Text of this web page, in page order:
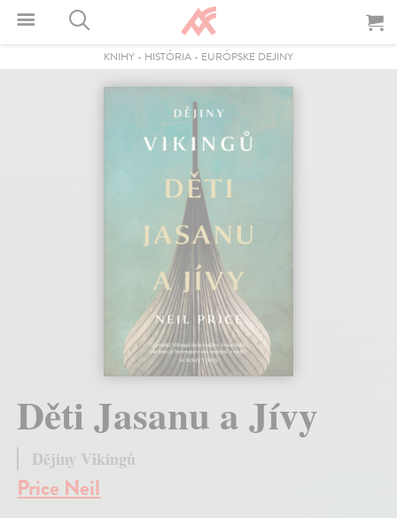
KNIHY - HISTÓRIA - EURÓPSKE DEJINY
Děti Jasanu a Jívy
Dějiny Vikingů
Price Neil